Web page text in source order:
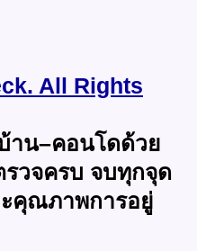
All Rights
าน–คอนโดด้วย
วจครบ จบทุกจุด
คุณภาพการอยู่